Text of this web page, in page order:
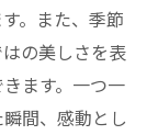
。また、季節
の美しさを表
ます。一つ一
間、感動とし